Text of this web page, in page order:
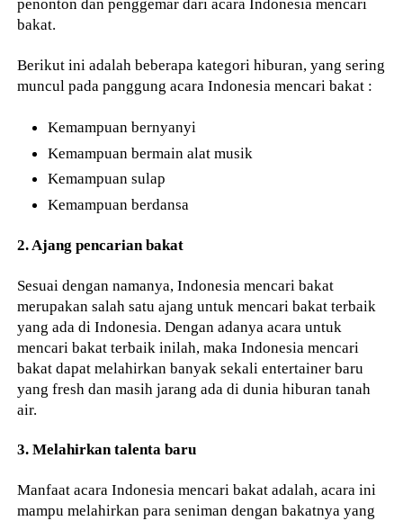
penonton dan penggemar dari acara Indonesia mencari
bakat.
Berikut ini adalah beberapa kategori hiburan, yang sering
muncul pada panggung acara Indonesia mencari bakat :
Kemampuan bernyanyi
Kemampuan bermain alat musik
Kemampuan sulap
Kemampuan berdansa
2. Ajang pencarian bakat
Sesuai dengan namanya, Indonesia mencari bakat
merupakan salah satu ajang untuk mencari bakat terbaik
yang ada di Indonesia. Dengan adanya acara untuk
mencari bakat terbaik inilah, maka Indonesia mencari
bakat dapat melahirkan banyak sekali entertainer baru
yang fresh dan masih jarang ada di dunia hiburan tanah
air.
3. Melahirkan talenta baru
Manfaat acara Indonesia mencari bakat adalah, acara ini
mampu melahirkan para seniman dengan bakatnya yang